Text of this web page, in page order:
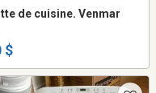
de cuisine. Venmar
$